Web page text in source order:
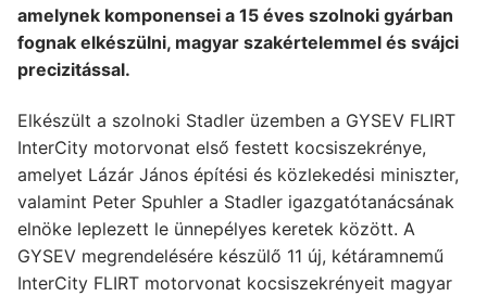
amelynek komponensei a 15 éves szolnoki gyárban
fognak elkészülni, magyar szakértelemmel és svájci
precizitással.
Elkészült a szolnoki Stadler üzemben a GYSEV FLIRT
InterCity motorvonat első festett kocsiszekrénye,
amelyet Lázár János építési és közlekedési miniszter,
valamint Peter Spuhler a Stadler igazgatótanácsának
elnöke leplezett le ünnepélyes keretek között. A
GYSEV megrendelésére készülő 11 új, kétáramnemű
InterCity FLIRT motorvonat kocsiszekrényeit magyar